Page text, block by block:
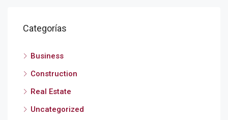
Categorías
Business
Construction
Real Estate
Uncategorized